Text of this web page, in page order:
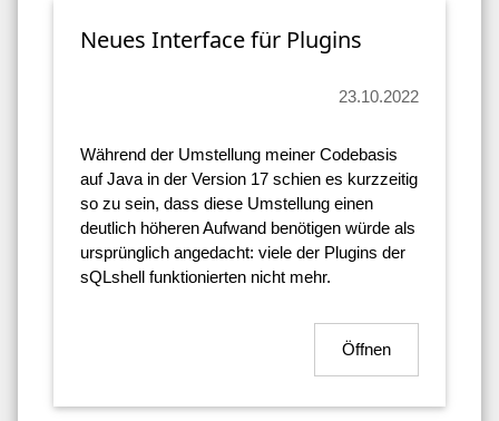
Neues Interface für Plugins
23.10.2022
Während der Umstellung meiner Codebasis
auf Java in der Version 17 schien es kurzzeitig
so zu sein, dass diese Umstellung einen
deutlich höheren Aufwand benötigen würde als
ursprünglich angedacht: viele der Plugins der
sQLshell funktionierten nicht mehr.
Öffnen